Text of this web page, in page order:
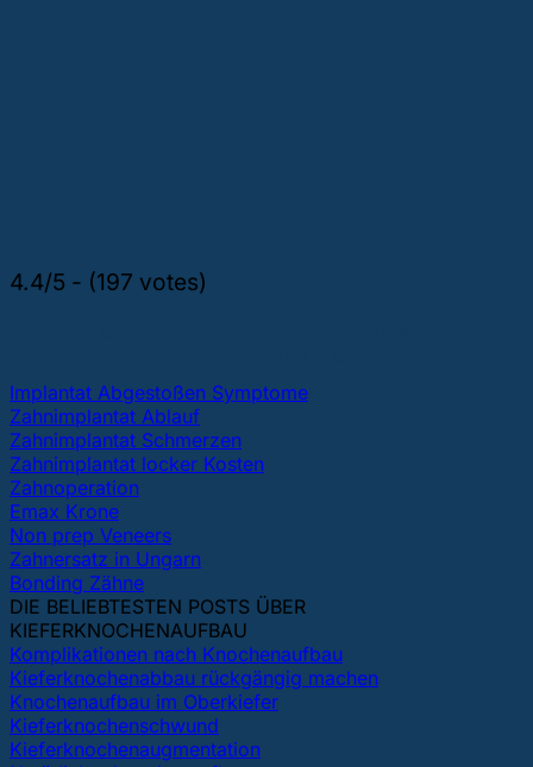
4.4/5 - (197 votes)
Implantat Abgestoßen Symptome
Zahnimplantat Ablauf
Zahnimplantat Schmerzen
Zahnimplantat locker Kosten
Zahnoperation
Emax Krone
Non prep Veneers
Zahnersatz in Ungarn
Bonding Zähne
DIE BELIEBTESTEN POSTS ÜBER
KIEFERKNOCHENAUFBAU
Komplikationen nach Knochenaufbau
Kieferknochenabbau rückgängig machen
Knochenaufbau im Oberkiefer
Kieferknochenschwund
Kieferknochenaugmentation